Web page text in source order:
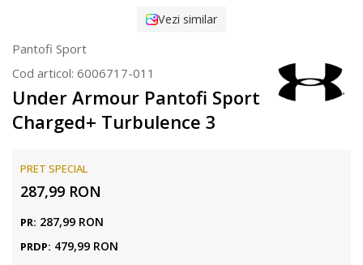
Vezi similar
Pantofi Sport
Cod articol: 6006717-011
Under Armour Pantofi Sport
Charged+ Turbulence 3
PRET SPECIAL
287,99 RON
PR: 287,99 RON
PRDP: 479,99 RON